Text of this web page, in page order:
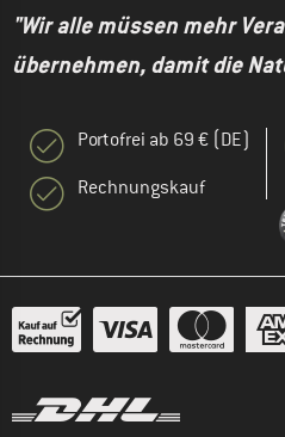
"Wir alle müssen mehr
übernehmen, damit die
Portofrei ab 69 € (DE)
Rechnungskauf